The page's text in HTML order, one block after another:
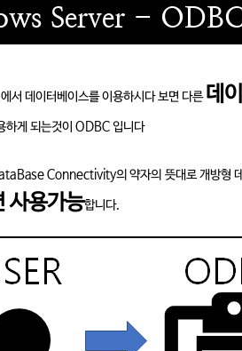
Server -
데이터베이스를 이용하시다 보면 다른데
하게 되는것이 ODBC 입니다
Connectivity의 약자의 뜻대로 개방형
사용가능합니다.